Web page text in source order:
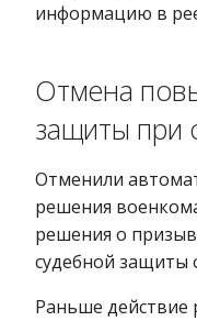
информацию в
Отмена
защиты при
Отменили
решения
решения о
судебной защиты
Раньше